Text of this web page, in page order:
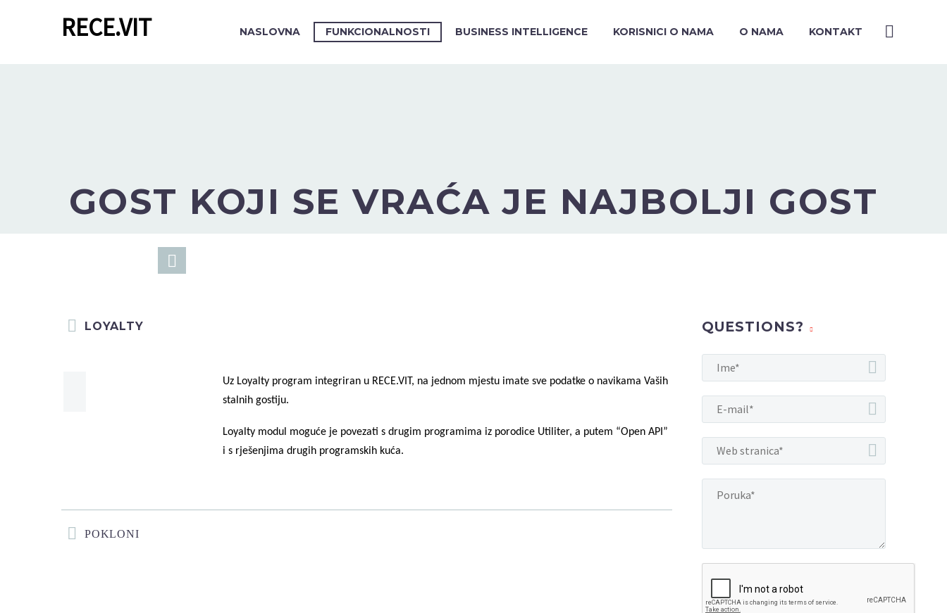
RECE.VIT NASLOVNA FUNKCIONALNOSTI BUSINESS INTELLIGENCE KORISNICI O NAMA O NAMA KONTAKT
GOST KOJI SE VRAĆA JE NAJBOLJI GOST
LOYALTY
Uz Loyalty program integriran u RECE.VIT, na jednom mjestu imate sve podatke o navikama Vaših
stalnih gostiju.
Loyalty modul moguće je povezati s drugim programima iz porodice Utiliter, a putem “Open API”
i s rješenjima drugih programskih kuća.
POKLONI
QUESTIONS?